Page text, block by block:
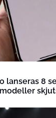
lanseras 8